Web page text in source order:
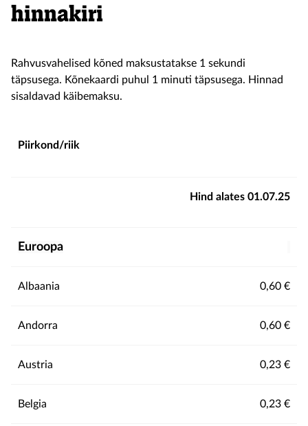
hinnakiri
Rahvusvahelised kõned maksustatakse 1 sekundi
täpsusega. Kõnekaardi puhul 1 minuti täpsusega. Hinnad
sisaldavad käibemaksu.
Piirkond/riik
Hind alates 01.07.25
Euroopa
Albaania 0,60 €
Andorra 0,60 €
Austria 0,23 €
Belgia 0,23 €